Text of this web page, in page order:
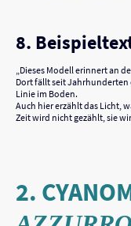
8.
„Dieses Modell erinnert an
Dort fällt seit Jahrhunderten
Linie im Boden.
Auch hier erzählt das Licht,
Zeit wird nicht gezählt, sie
2.